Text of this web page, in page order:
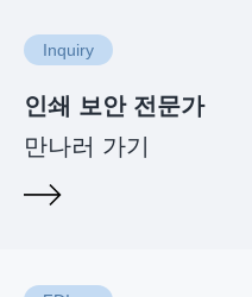
Inquiry
인쇄 보안 전문가
만나러 가기